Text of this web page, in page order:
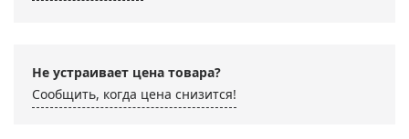
Не устраивает цена товара?
Сообщить, когда цена снизится!